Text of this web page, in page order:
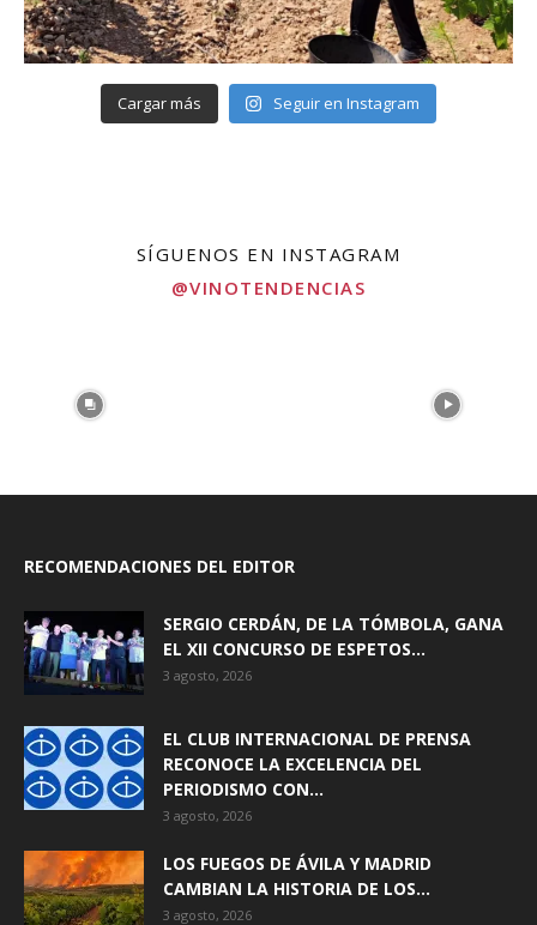
Cargar más Seguir en Instagram
SÍGUENOS EN INSTAGRAM
@VINOTENDENCIAS
RECOMENDACIONES DEL EDITOR
SERGIO CERDÁN, DE LA TÓMBOLA, GANA
EL XII CONCURSO DE ESPETOS...
3 agosto, 2026
EL CLUB INTERNACIONAL DE PRENSA
RECONOCE LA EXCELENCIA DEL
PERIODISMO CON...
3 agosto, 2026
LOS FUEGOS DE ÁVILA Y MADRID
CAMBIAN LA HISTORIA DE LOS...
3 agosto, 2026